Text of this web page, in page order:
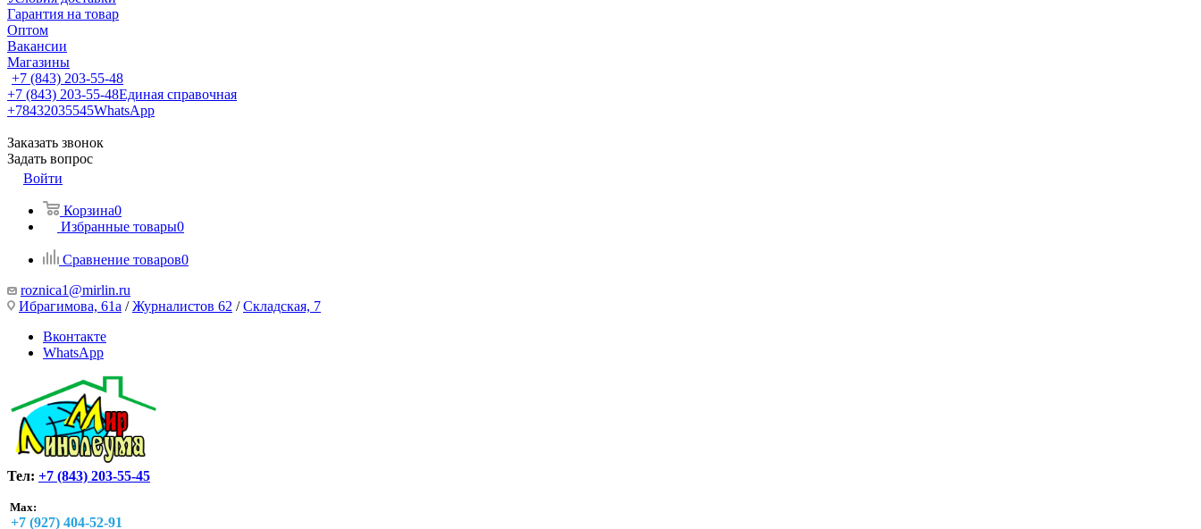
Гарантия на товар
Оптом
Вакансии
Магазины
+7 (843) 203-55-48
+7 (843) 203-55-48Единая справочная
+78432035545WhatsApp
Заказать звонок
Задать вопрос
Войти
Корзина0
Избранные товары0
Сравнение товаров0
roznica1@mirlin.ru
Ибрагимова, 61а /Журналистов 62 /Складская, 7
Вконтакте
WhatsApp
Тел: +7 (843) 203-55-45
Max:
+7 (927) 404-52-91